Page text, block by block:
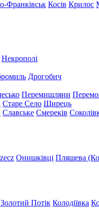
Франківськ Косів Крилос
Некрополі
Дрогобич
Перемишляни
Старе Село Щирець
Славське Смереків
Онишківці Пляшева
Золотий Потік Колодіївка